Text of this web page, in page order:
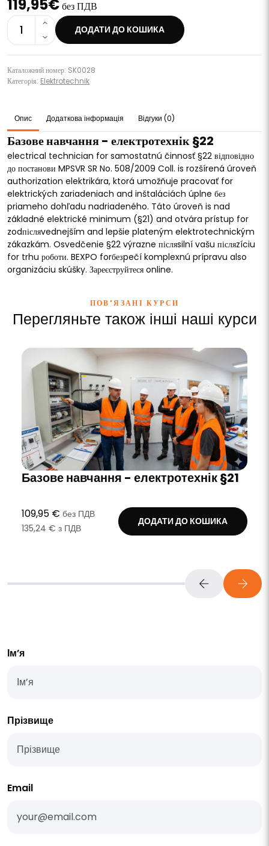
119,95€без ПДВ
1 ДОДАТИ ДО КОШИКА
Каталожний номер: SK0028
Категорія: Elektrotechnik
Опис Додаткова інформація Відгуки (0)
Базове навчання - електротехнік §22
electrical technician for samostatnú činnosť §22 відповідно
до постанови MPSVR SR No. 508/2009 Coll. is rozšírená úroveň
authorization elektrikára, ktorá umožňuje pracovať for
elektrických zariadeniach and inštaláciách úplne без
priameho dohľadu nadriadeného. Táto úroveň is nad
základné elektrické minimum (§21) and otvára prístup for
zodпісляvednejším and lepšie plateným elektrotechnickým
zákazkám. Osvedčenie §22 výrazne післяsilní vašu післяzíciu
for trhu роботи. BEXPO forбезpečí komplexnú prípravu also
organizáciu skúšky. Зареєструйтеся online.
ПОВ’ЯЗАНІ КУРСИ
Перегляньте також інші наші курси
Базове навчання - електротехнік §21
109,95 € без ПДВ
135,24 € з ПДВ
ДОДАТИ ДО КОШИКА
Ім’я
Прізвище
Email